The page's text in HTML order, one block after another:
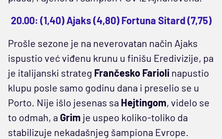
20.00: (1,40) Ajaks (4,80) Fortuna Sitard (7,75)
Prošle sezone je na neverovatan način Ajaks
ispustio već viđenu krunu u finišu Eredivizije, pa
je italijanski strateg Frančesko Farioli napustio
klupu posle samo godinu dana i preselio se u
Porto. Nije išlo jesenas sa Hejtingom, videlo se
to odmah, a Grim je uspeo koliko-toliko da
stabilizuje nekadašnjeg šampiona Evrope.